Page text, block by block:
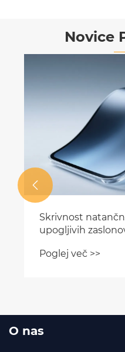
Novice
Skrivnost
upogljivih
Poglej več >>

O nas